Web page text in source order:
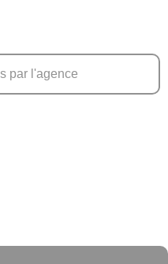
par l'agence